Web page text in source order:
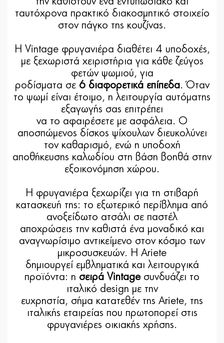
ταυτόχρονα πρακτικό διακοσμητικό στοιχείο
στον πάγκο της κουζίνας.
Η Vintage φρυγανιέρα διαθέτει 4 υποδοχές,
με ξεχωριστά χειριστήρια για κάθε ζεύγος
φετών ψωμιού, για
ροδίσματα σε 6 διαφορετικά επίπεδα. Όταν
το ψωμί είναι έτοιμο, η λειτουργία αυτόματης
εξαγωγής σας επιτρέπει
να το αφαιρέσετε με ασφάλεια. Ο
αποσπώμενος δίσκος ψίχουλων διευκολύνει
τον καθαρισμό, ενώ η υποδοχή
αποθήκευσης καλωδίου στη βάση βοηθά στην
εξοικονόμηση χώρου.
Η φρυγανιέρα ξεχωρίζει για τη στιβαρή
κατασκευή της: το εξωτερικό περίβλημα από
ανοξείδωτο ατσάλι σε παστέλ
αποχρώσεις την καθιστά ένα μοναδικό και
αναγνωρίσιμο αντικείμενο στον κόσμο των
μικροσυσκευών. Η Ariete
δημιουργεί εμβληματικά και λειτουργικά
προϊόντα: η σειρά Vintageσυνδυάζει το
ιταλικό design με την
ευχρηστία, σήμα κατατεθέν της Ariete, της
ιταλικής εταιρείας που πρωτοπορεί στις
φρυγανιέρες οικιακής χρήσης.